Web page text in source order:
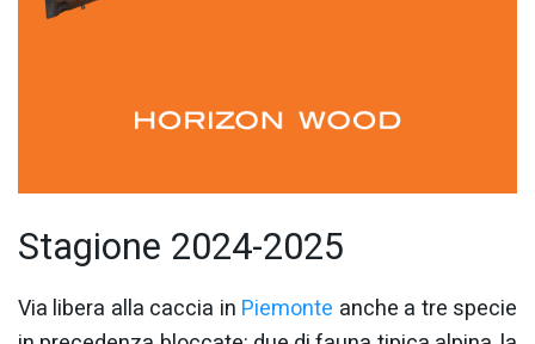
Stagione 2024-2025
Via libera alla caccia in Piemonte anche a tre specie